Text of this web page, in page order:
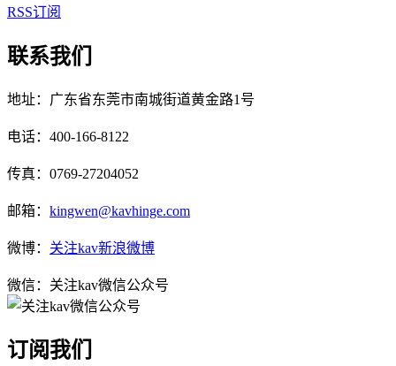
RSS订阅
联系我们
地址：广东省东莞市南城街道黄金路1号
电话：400-166-8122
传真：0769-27204052
邮箱： kingwen@kavhinge.com
微博： 关注kav新浪微博
微信：关注kav微信公众号
订阅我们